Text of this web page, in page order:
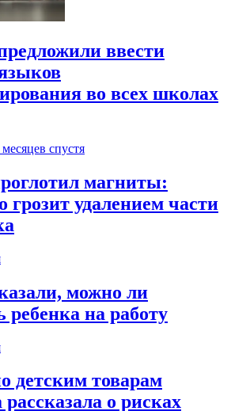
ввести
во всех школах
месяцев спустя
магниты:
грозит удалением части
можно ли
ребенка на работу
детским товарам
о рисках